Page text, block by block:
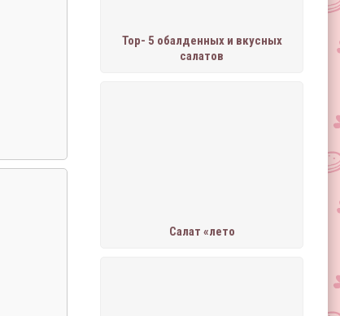
Тор- 5 обалденных и вкусных
салатов
Салат «лето